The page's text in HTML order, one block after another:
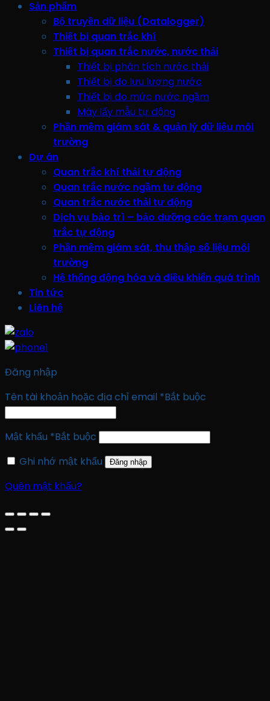
Sản phẩm
Bộ truyền dữ liệu (Datalogger)
Thiết bị quan trắc khí
Thiết bị quan trắc nước, nước thải
Thiết bị phân tích nước thải
Thiết bị đo lưu lượng nước
Thiết bị đo mức nước ngầm
Máy lấy mẫu tự động
Phần mềm giám sát & quản lý dữ liệu môi
trường
Dự án
Quan trắc khí thải tự động
Quan trắc nước ngầm tự động
Quan trắc nước thải tự động
Dịch vụ bảo trì – bảo dưỡng các trạm quan
trắc tự động
Phần mềm giám sát, thu thập số liệu môi
trường
Hệ thống động hóa và điều khiển quá trình
Tin tức
Liên hệ
Đăng nhập
Tên tài khoản hoặc địa chỉ email *Bắt buộc
Mật khẩu *Bắt buộc
Ghi nhớ mật khẩu
Đăng nhập
Quên mật khẩu?